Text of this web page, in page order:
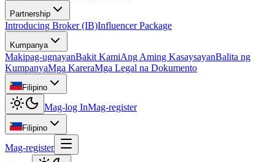
Partnership
Introducing Broker (IB)Influencer Package
Kumpanya
Makipag-ugnayanBakit KamiAng Aming KasaysayanBalita ng
KumpanyaMga KareraMga Legal na Dokumento
Filipino
Mag-log InMag-register
Filipino
Mag-register